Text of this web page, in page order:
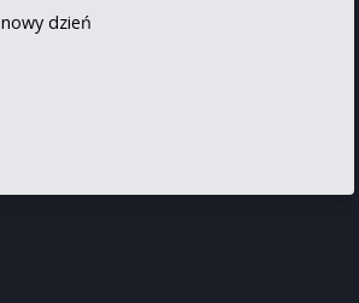
dzień